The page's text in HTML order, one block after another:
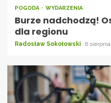
POGODA WYDARZENIA
Burze nadchodzą!
dla regionu
Radosław Sokołowski 6